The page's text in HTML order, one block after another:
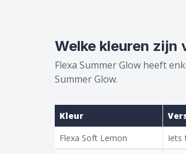
Welke kleuren zijn
Flexa Summer Glow heeft
Summer Glow.
Kleur
Flexa Soft Lemon
Iets